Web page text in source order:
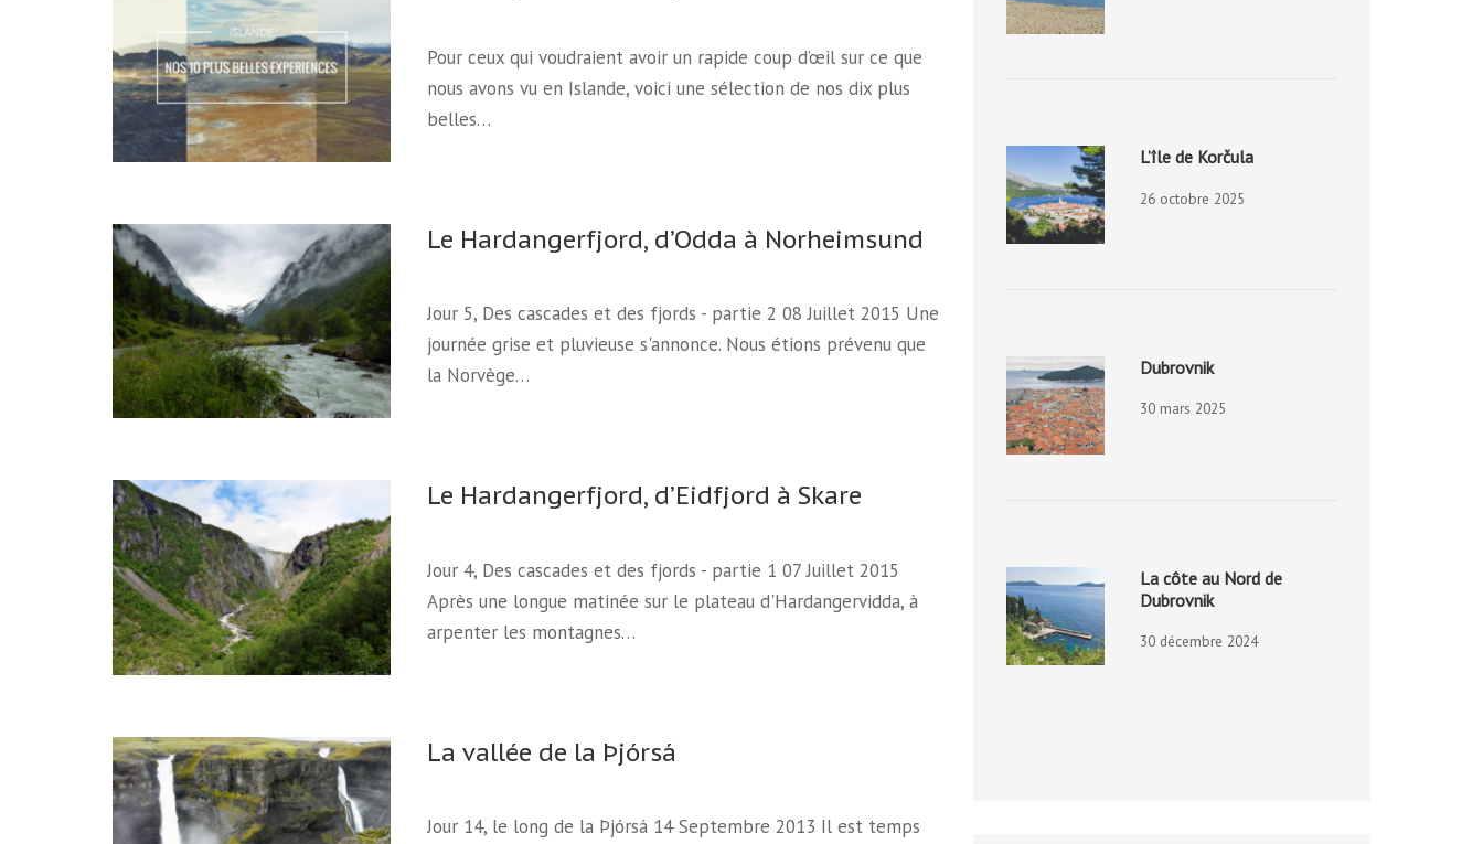
Pour ceux qui voudraient avoir un rapide coup d’œil sur ce que
nous avons vu en Islande, voici une sélection de nos dix plus
belles…
Le Hardangerfjord, d’Odda à Norheimsund
Jour 5, Des cascades et des fjords - partie 2 08 Juillet 2015 Une
journée grise et pluvieuse s'annonce. Nous étions prévenu que
la Norvège…
Le Hardangerfjord, d’Eidfjord à Skare
Jour 4, Des cascades et des fjords - partie 1 07 Juillet 2015
Après une longue matinée sur le plateau d'Hardangervidda, à
arpenter les montagnes…
La vallée de la Þjórsá
Jour 14, le long de la Þjórsá 14 Septembre 2013 Il est temps
L’île de Korčula
26 octobre 2025
Dubrovnik
30 mars 2025
La côte au Nord de
Dubrovnik
30 décembre 2024